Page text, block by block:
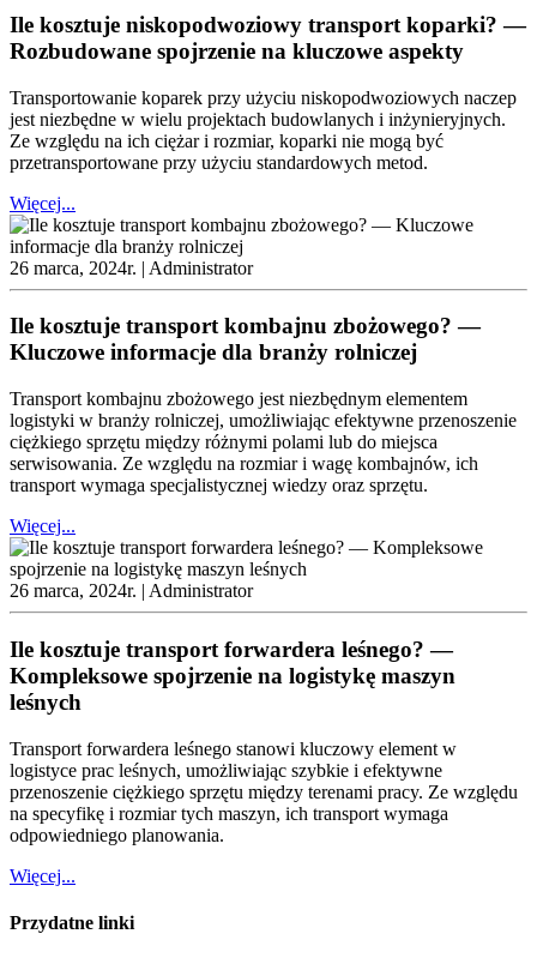
Ile kosztuje niskopodwoziowy transport koparki? —
Rozbudowane spojrzenie na kluczowe aspekty
Transportowanie koparek przy użyciu niskopodwoziowych naczep
jest niezbędne w wielu projektach budowlanych i inżynieryjnych.
Ze względu na ich ciężar i rozmiar, koparki nie mogą być
przetransportowane przy użyciu standardowych metod.
Więcej...
26 marca, 2024r. | Administrator
Ile kosztuje transport kombajnu zbożowego? —
Kluczowe informacje dla branży rolniczej
Transport kombajnu zbożowego jest niezbędnym elementem
logistyki w branży rolniczej, umożliwiając efektywne przenoszenie
ciężkiego sprzętu między różnymi polami lub do miejsca
serwisowania. Ze względu na rozmiar i wagę kombajnów, ich
transport wymaga specjalistycznej wiedzy oraz sprzętu.
Więcej...
26 marca, 2024r. | Administrator
Ile kosztuje transport forwardera leśnego? —
Kompleksowe spojrzenie na logistykę maszyn
leśnych
Transport forwardera leśnego stanowi kluczowy element w
logistyce prac leśnych, umożliwiając szybkie i efektywne
przenoszenie ciężkiego sprzętu między terenami pracy. Ze względu
na specyfikę i rozmiar tych maszyn, ich transport wymaga
odpowiedniego planowania.
Więcej...
Przydatne linki